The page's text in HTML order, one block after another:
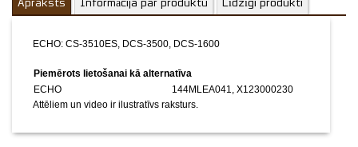
Apraksts Informācija par produktu Līdzīgi produkti
ECHO: CS-3510ES, DCS-3500, DCS-1600
Piemērots lietošanai kā alternatīva
ECHO
144MLEA041, X123000230
Attēliem un video ir ilustratīvs raksturs.